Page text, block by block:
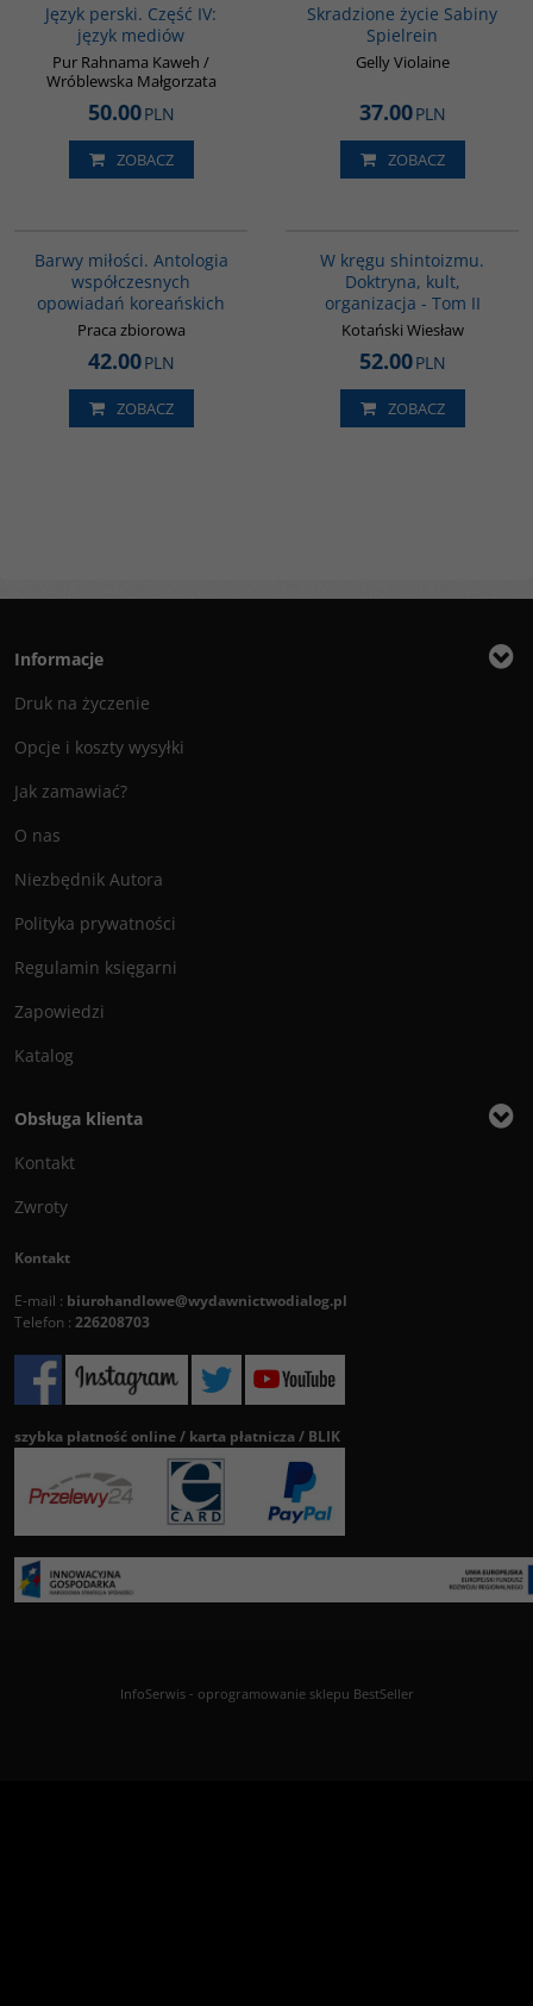
Język perski. Część IV:
język mediów
Pur Rahnama Kaweh /
Wróblewska Małgorzata
50.00PLN
ZOBACZ
Skradzione życie Sabiny
Spielrein
Gelly Violaine
37.00PLN
ZOBACZ
Barwy miłości. Antologia
współczesnych
opowiadań koreańskich
Praca zbiorowa
42.00PLN
ZOBACZ
W kręgu shintoizmu.
Doktryna, kult,
organizacja - Tom II
Kotański Wiesław
52.00PLN
ZOBACZ
Informacje
Druk na życzenie
Opcje i koszty wysyłki
Jak zamawiać?
O nas
Niezbędnik Autora
Polityka prywatności
Regulamin księgarni
Zapowiedzi
Katalog
Obsługa klienta
Kontakt
Zwroty
Kontakt
E-mail : biurohandlowe@wydawnictwodialog.pl
Telefon : 226208703
szybka płatność online / karta płatnicza / BLIK
InfoSerwis- oprogramowanie sklepu BestSeller